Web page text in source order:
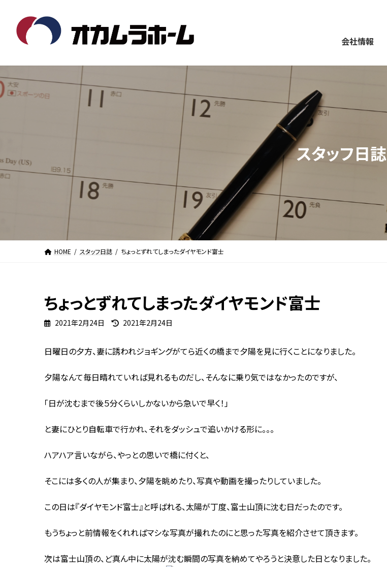
へ
ス
キ
ョ
ン
に
会社情報
スタッフ日誌
HOME スタッフ日誌 ちょっとずれてしまったダイヤモンド富士
ちょっとずれてしまったダイヤモンド富士
2021年2月24日
最
新
時
2021年2月24日
日曜日の夕方、妻に誘われジョギングがてら近くの橋まで夕陽を見に行くことになりました。
夕陽なんて毎日晴れていれば見れるものだし、そんなに乗り気ではなかったのですが、
「日が沈むまで後５分くらいしかないから急いで早く！」
と妻にひとり自転車で行かれ、それをダッシュで追いかける形に。。。
ハアハア言いながら、やっとの思いで橋に付くと、
そこには多くの人が集まり、夕陽を眺めたり、写真や動画を撮ったりしていました。
この日は『ダイヤモンド富士』と呼ばれる、太陽が丁度、富士山頂に沈む日だったのです。
もうちょっと前情報をくれればマシな写真が撮れたのにと思った写真を紹介させて頂きます。
次は富士山頂の、ど真ん中に太陽が沈む瞬間の写真を納めてやろうと決意した日となりました。